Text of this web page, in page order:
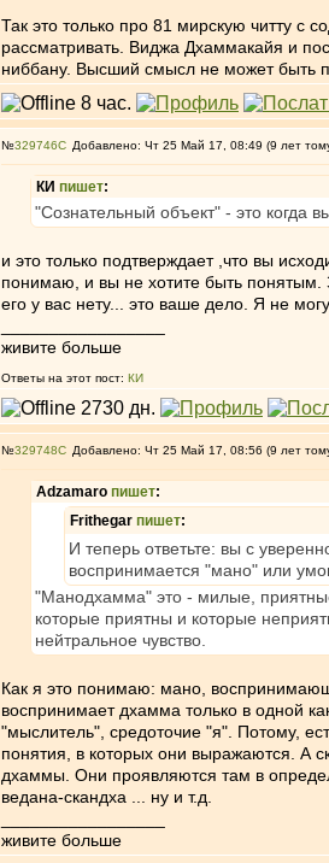
Так это только про 81 мирскую читту с
рассматривать. Виджа Дхаммакайя и
ниббану. Высший смысл не может быть
№329746 Добавлено: Чт 25 Май 17, 08:49 (9 лет
КИ пишет:
"Сознательный объект" - это когда
и это только подтверждает ,что вы
понимаю, и вы не хотите быть понятым.
его у вас нету... это ваше дело. Я не
живите больше
Ответы на этот пост: КИ
№329748 Добавлено: Чт 25 Май 17, 08:56 (9 лет
Adzamaro пишет:
Frithegar пишет:
И теперь ответьте: вы с
воспринимается "мано" или
"Манодхамма" это - милые,
которые приятны и которые
нейтральное чувство.
Как я это понимаю: мано,
воспринимает дхамма только в одной
"мыслитель", средоточие "я". Потому,
понятия, в которых они выражаются. А
дхаммы. Они проявляются там в
ведана-скандха ... ну и т.д.
живите больше